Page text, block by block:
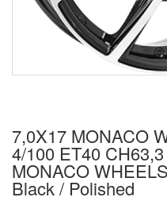
7,0X17 MONACO
4/100 ET40
MONACO
Black / Polished